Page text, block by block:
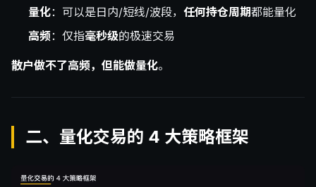
量化：可以是日内/短线/波段， 任何持仓周期都能量化
高频：仅指毫秒级的极速交易
散户做不了高频，但能做量化。
二、量化交易的 4 大策略框架